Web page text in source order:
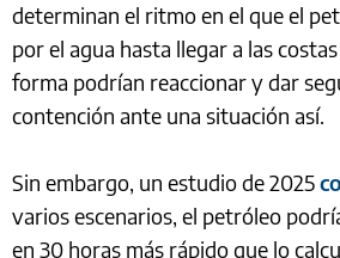
determinan el ritmo en el que el
por el agua hasta llegar a las
forma podrían reaccionar y dar
contención ante una situación así.
Sin embargo, un estudio de 2025
varios escenarios, el petróleo
en 30 horas más rápido que lo